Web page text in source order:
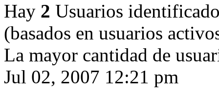
Hay 2 Usuarios
(basados en usuarios
La mayor cantidad de
Jul 02, 2007 12:21 pm